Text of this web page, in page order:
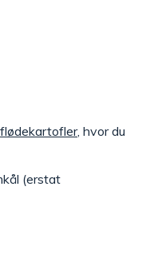
flødekartofler, hvor du
(erstat